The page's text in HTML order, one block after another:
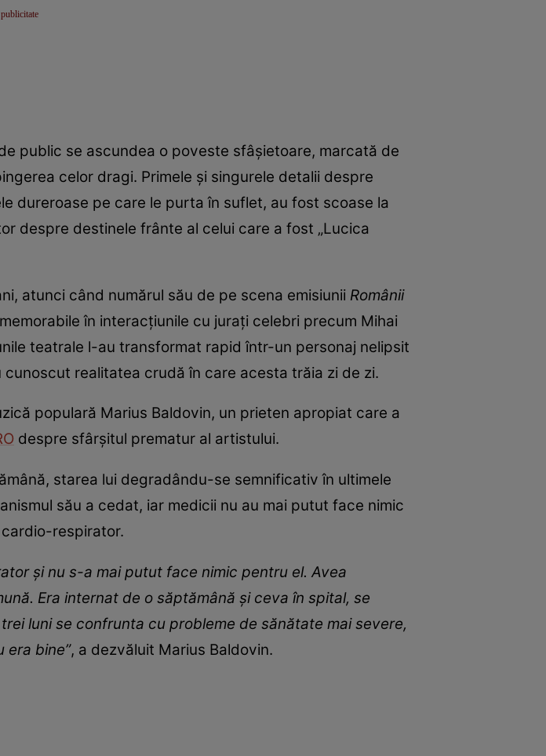
public se ascundea o poveste sfâșietoare, marcată de
celor dragi. Primele și singurele detalii despre
dureroase pe care le purta în suflet, au fost scoase la
despre destinele frânte al celui care a fost „Lucica
atunci când numărul său de pe scena emisiunii Românii
în interacțiunile cu jurați celebri precum Mihai
teatrale l-au transformat rapid într-un personaj nelipsit
realitatea crudă în care acesta trăia zi de zi.
populară Marius Baldovin, un prieten apropiat care a
despre sfârșitul prematur al artistului.
starea lui degradându-se semnificativ în ultimele
său a cedat, iar medicii nu au mai putut face nimic
respirator.
și nu s-a mai putut face nimic pentru el. Avea
Era internat de o săptămână și ceva în spital, se
luni se confrunta cu probleme de sănătate mai severe,
era bine”, a dezvăluit Marius Baldovin.